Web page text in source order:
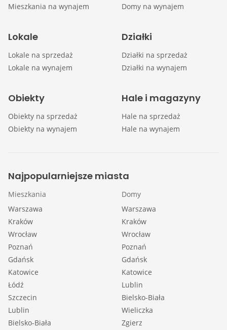
Mieszkania na wynajem
Domy na wynajem
Lokale
Lokale na sprzedaż
Lokale na wynajem
Działki
Działki na sprzedaż
Działki na wynajem
Obiekty
Obiekty na sprzedaż
Obiekty na wynajem
Hale i magazyny
Hale na sprzedaż
Hale na wynajem
Najpopularniejsze miasta
Mieszkania
Warszawa
Kraków
Wrocław
Poznań
Gdańsk
Katowice
Łódź
Szczecin
Lublin
Bielsko-Biała
Domy
Warszawa
Kraków
Wrocław
Poznań
Gdańsk
Katowice
Lublin
Bielsko-Biała
Wieliczka
Zgierz